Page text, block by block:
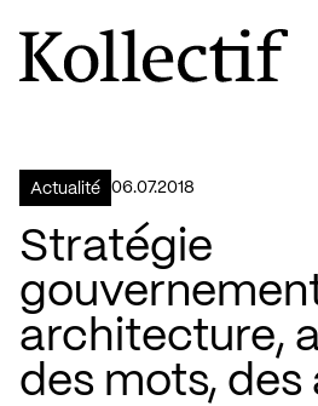
Aller à la page d'accueil
Logo Kollectif
Actualité 06.07.2018
Stratégie
architecture,
des mots, des